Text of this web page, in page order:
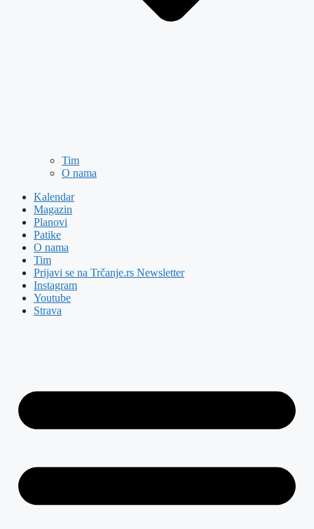
Tim
O nama
Kalendar
Magazin
Planovi
Patike
O nama
Tim
Prijavi se na Trčanje.rs Newsletter
Instagram
Youtube
Strava